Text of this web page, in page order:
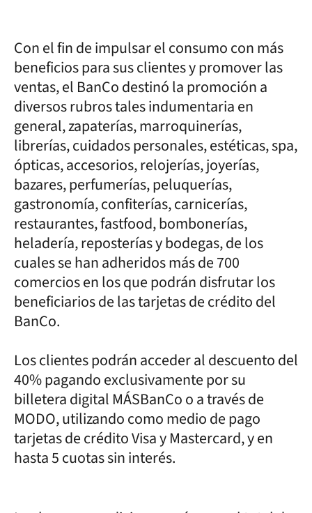
Con el fin de impulsar el consumo con más
beneficios para sus clientes y promover las
ventas, el BanCo destinó la promoción a
diversos rubros tales indumentaria en
general, zapaterías, marroquinerías,
librerías, cuidados personales, estéticas, spa,
ópticas, accesorios, relojerías, joyerías,
bazares, perfumerías, peluquerías,
gastronomía, confiterías, carnicerías,
restaurantes, fastfood, bombonerías,
heladería, reposterías y bodegas, de los
cuales se han adheridos más de 700
comercios en los que podrán disfrutar los
beneficiarios de las tarjetas de crédito del
BanCo.
Los clientes podrán acceder al descuento del
40% pagando exclusivamente por su
billetera digital MÁSBanCo o a través de
MODO, utilizando como medio de pago
tarjetas de crédito Visa y Mastercard, y en
hasta 5 cuotas sin interés.